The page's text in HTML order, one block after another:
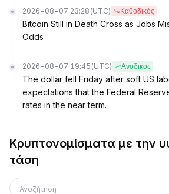
2026-08-07 23:28 (UTC) Καθοδικός
Bitcoin Still in Death Cross as Jobs
Odds
2026-08-07 19:45 (UTC) Ανοδικός
The dollar fell Friday after soft US
expectations that the Federal
rates in the near term.
Κρυπτονομίσματα με την
τάση
Αναζήτηση